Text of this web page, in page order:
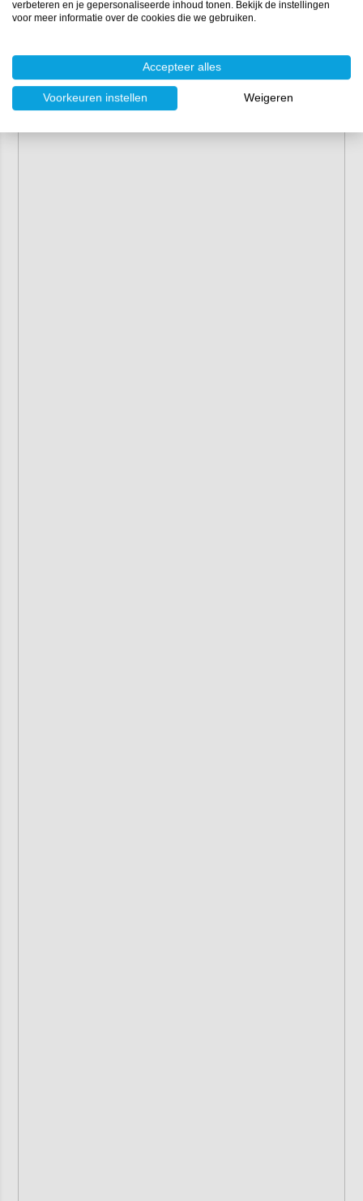
verbeteren en je gepersonaliseerde inhoud tonen. Bekijk de instellingen
voor meer informatie over de cookies die we gebruiken.
Accepteer alles
Voorkeuren instellen Weigeren